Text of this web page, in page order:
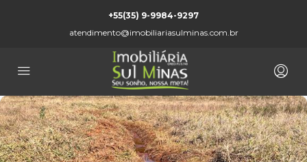
+55(35) 9-9984-9297
atendimento@imobiliariasulminas.com.br